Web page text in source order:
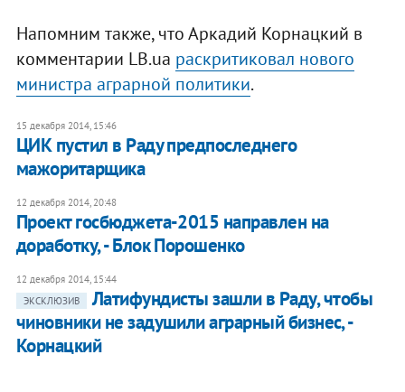
Напомним также, что Аркадий Корнацкий в
комментарии LB.ua раскритиковал нового
министра аграрной политики.
15 декабря 2014, 15:46
ЦИК пустил в Раду предпоследнего
мажоритарщика
12 декабря 2014, 20:48
Проект госбюджета-2015 направлен на
доработку, - Блок Порошенко
12 декабря 2014, 15:44
ЭКСКЛЮЗИВ
Латифундисты зашли в Раду, чтобы
чиновники не задушили аграрный бизнес, -
Корнацкий